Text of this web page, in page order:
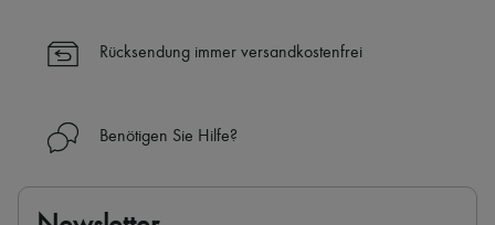
die Uhr (24h/24)
Mehr erfahren über 24S, ein Haus aus der LVMH-Gruppe
Rücksendung immer versandkostenfrei
Benötigen Sie Hilfe?